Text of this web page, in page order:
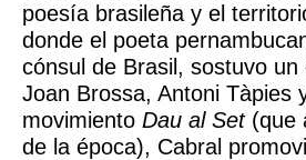
poesía brasileña y el
donde el poeta
cónsul de Brasil, sostuvo
Joan Brossa, Antoni Tàpies
movimiento Dau al Set(que
de la época), Cabral